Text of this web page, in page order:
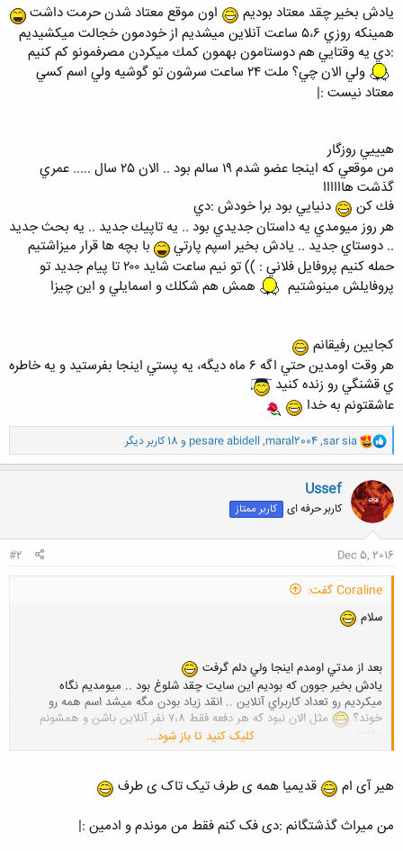
يادش بخير چقد معتاد بوديم
اون موقع معتاد شدن حرمت داشت
همينكه روزي ٥،٦ ساعت آنلاين ميشديم از خودمون خجالت ميكشيديم
:دي يه وقتايي هم دوستامون بهمون كمك ميكردن مصرفمونو كم كنيم
ولي الان چي؟ ملت ٢٤ ساعت سرشون تو گوشيه ولي اسم كسي
معتاد نيست :|
هيييي روزگار
من موقعي كه اينجا عضو شدم ١٩ سالم بود .. الان ٢٥ سال ..... عمري
گذشت هاااااا
فك كن
دنيايي بود برا خودش :دي
هر روز ميومدي يه داستان جديدي بود .. يه تاپيك جديد .. يه بحث جديد
.. دوستاي جديد .. يادش بخير اسپم پارتي
با بچه ها قرار ميزاشتيم
حمله كنيم پروفايل فلاني : )) تو نيم ساعت شايد ٢٠٠ تا پيام جديد تو
پروفايلش مينوشتيم
همش هم شكلك و اسمايلي و اين چيزا
كجايين رفيقانم
هر وقت اومدين حتي اگه ٦ ماه ديگه، يه پستي اينجا بفرستيد و يه خاطره
ي قشنگي رو زنده كنيد
عاشقتونم به خدا
و
ا
ک
ن
ش
ه
:
sar sia
,
maral2004
,
pesare abidell و 18 کاربر دیگر
Ussef
کاربر حرفه ای کاربر ممتاز
Dec 5, 2016
#2
Coraline گفت:
سلام
بعد از مدتي اومدم اينجا ولي دلم گرفت
يادش بخير جوون كه بوديم اين سايت چقد شلوغ بود .. ميومديم نگاه
ميكرديم رو تعداد كاربراي آنلاين .. انقد زياد بودن مگه ميشد اسم همه رو
خوند؟
مثل الان نبود كه هر دفعه فقط ٧،٨ نفر آنلاين باشن و همشونم
يادش بخير چقد معتاد بوديم
اون موقع معتاد شدن حرمت داشت
همينكه روزي ٥،٦ ساعت آنلاين ميشديم از خودمون خجالت ميكشيديم :دي يه
وقتايي هم دوستامون بهمون كمك ميكردن مصرفمونو كم كنيم
کلیک کنید تا باز شود...
هیر آی ام
قدیمیا همه ی طرف تیک تاک ی طرف
من میراث گذشتگانم :دی فک کنم فقط من موندم و ادمین :|